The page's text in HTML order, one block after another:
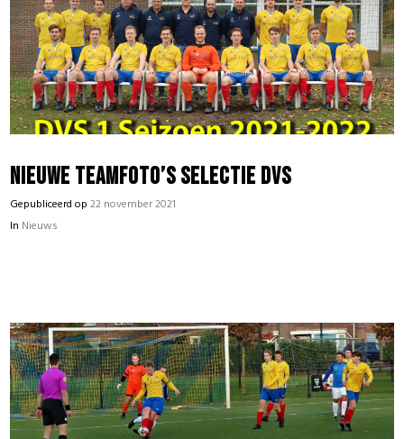
Nieuwe teamfoto’s selectie DVS
Gepubliceerd op22 november 2021
In Nieuws